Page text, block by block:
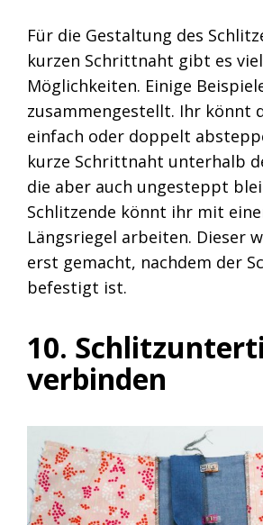
Für die Gestaltung des
kurzen Schrittnaht gibt es
Möglichkeiten. Einige
zusammengestellt. Ihr könnt
einfach oder doppelt
kurze Schrittnaht unterhalb
die aber auch ungesteppt
Schlitzende könnt ihr mit
Längsriegel arbeiten. Dieser
erst gemacht, nachdem der
befestigt ist.
10.
verbinden